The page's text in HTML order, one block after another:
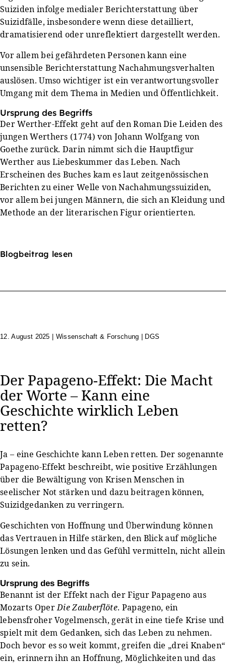
Suiziden infolge medialer Berichterstattung über
Suizidfälle, insbesondere wenn diese detailliert,
dramatisierend oder unreflektiert dargestellt werden.
Vor allem bei gefährdeten Personen kann eine
unsensible Berichterstattung Nachahmungsverhalten
auslösen. Umso wichtiger ist ein verantwortungsvoller
Umgang mit dem Thema in Medien und Öffentlichkeit.
Ursprung des Begriffs
Der Werther-Effekt geht auf den Roman Die Leiden des
jungen Werthers (1774) von Johann Wolfgang von
Goethe zurück. Darin nimmt sich die Hauptfigur
Werther aus Liebeskummer das Leben. Nach
Erscheinen des Buches kam es laut zeitgenössischen
Berichten zu einer Welle von Nachahmungssuiziden,
vor allem bei jungen Männern, die sich an Kleidung und
Methode an der literarischen Figur orientierten.
Blogbeitrag lesen
12. August 2025 Wissenschaft & Forschung | DGS
Der Papageno-Effekt: Die Macht
der Worte – Kann eine
Geschichte wirklich Leben
retten?
Ja – eine Geschichte kann Leben retten. Der sogenannte
Papageno-Effekt beschreibt, wie positive Erzählungen
über die Bewältigung von Krisen Menschen in
seelischer Not stärken und dazu beitragen können,
Suizidgedanken zu verringern.
Geschichten von Hoffnung und Überwindung können
das Vertrauen in Hilfe stärken, den Blick auf mögliche
Lösungen lenken und das Gefühl vermitteln, nicht allein
zu sein.
Ursprung des Begriffs
Benannt ist der Effekt nach der Figur Papageno aus
Mozarts OperDie Zauberflöte. Papageno, ein
lebensfroher Vogelmensch, gerät in eine tiefe Krise und
spielt mit dem Gedanken, sich das Leben zu nehmen.
Doch bevor es so weit kommt, greifen die „drei Knaben“
ein, erinnern ihn an Hoffnung, Möglichkeiten und das